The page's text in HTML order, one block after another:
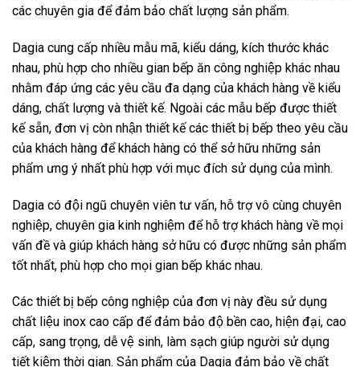
các chuyên gia để đảm bảo chất lượng sản phẩm.
Dagia cung cấp nhiều mẫu mã, kiểu dáng, kích thước khác
nhau, phù hợp cho nhiều gian bếp ăn công nghiệp khác nhau
nhằm đáp ứng các yêu cầu đa dạng của khách hàng về kiểu
dáng, chất lượng và thiết kế. Ngoài các mẫu bếp được thiết
kế sẵn, đơn vị còn nhận thiết kế các thiết bị bếp theo yêu cầu
của khách hàng để khách hàng có thể sở hữu những sản
phẩm ưng ý nhất phù hợp với mục đích sử dụng của mình.
Dagia có đội ngũ chuyên viên tư vấn, hỗ trợ vô cùng chuyên
nghiệp, chuyên gia kinh nghiệm để hỗ trợ khách hàng về mọi
vấn đề và giúp khách hàng sở hữu có được những sản phẩm
tốt nhất, phù hợp cho mọi gian bếp khác nhau.
Các thiết bị bếp công nghiệp của đơn vị này đều sử dụng
chất liệu inox cao cấp để đảm bảo độ bền cao, hiện đại, cao
cấp, sang trọng, dễ vệ sinh, làm sạch giúp người sử dụng
tiết kiệm thời gian. Sản phẩm của Dagia đảm bảo về chất